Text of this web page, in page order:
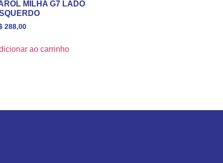
MILHA G7 LADO
288,00
ao carrinho